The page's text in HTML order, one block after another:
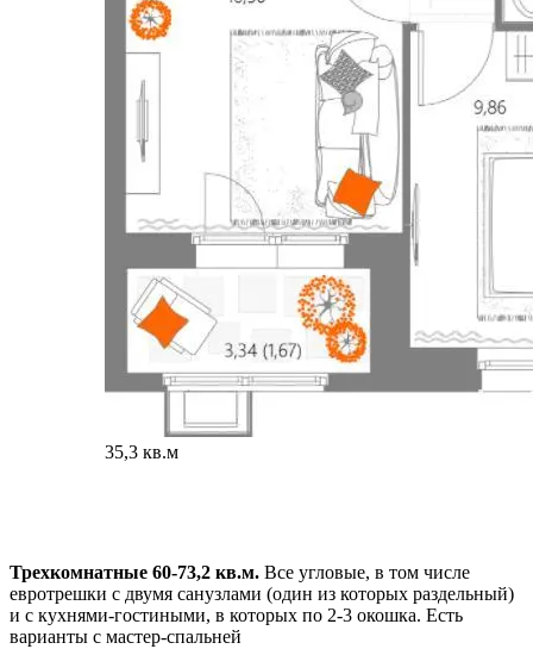
35,3 кв.м
Трехкомнатные 60-73,2 кв.м. Все угловые, в том числе
евротрешки с двумя санузлами (один из которых раздельный)
и с кухнями-гостиными, в которых по 2-3 окошка. Есть
варианты с мастер-спальней